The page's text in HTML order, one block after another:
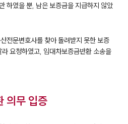
팀소개
파트너 로펌
의 소리
하였을 뿐, 남은 보증금을 지급하지 않았
전문변호사를 찾아 돌려받지 못한 보증
요청하였고, 임대차보증금반환 소송을
의무 입증